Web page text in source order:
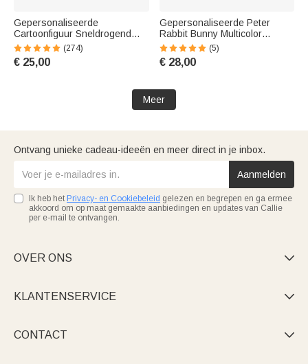
Gepersonaliseerde
Cartoonfiguur Sneldrogend
Oversized Strandhanddoek
met Geboortebloem en Naam
Zomer Vakantie Strandfeest
(274)
€ 25,00
Gepersonaliseerde Peter
Rabbit Bunny Multicolor
Patchwork Deken met Naam
Pasen Verjaardagscadeau
voor Kinderen
(5)
€ 28,00
Meer
Ontvang unieke cadeau-ideeën en meer direct in je inbox.
Aanmelden
Ik heb het Privacy- en Cookiebeleid gelezen en begrepen en ga ermee
akkoord om op maat gemaakte aanbiedingen en updates van Callie
per e-mail te ontvangen.
OVER ONS 
KLANTENSERVICE 
CONTACT 